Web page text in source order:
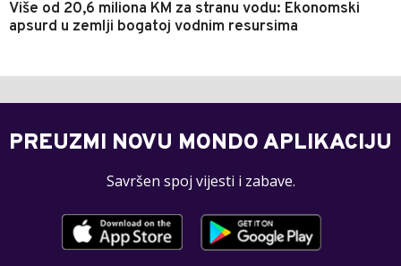
Više od 20,6 miliona KM za stranu vodu: Ekonomski
apsurd u zemlji bogatoj vodnim resursima
PREUZMI NOVU MONDO APLIKACIJU
Savršen spoj vijesti i zabave.